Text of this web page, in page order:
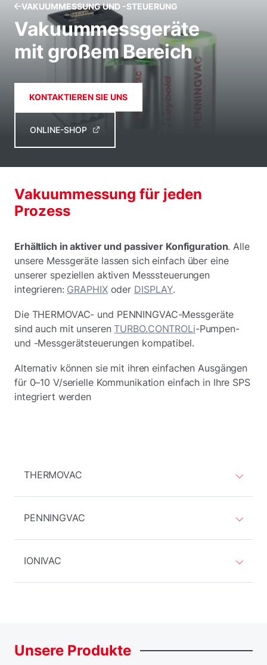
VAKUUMMESSUNG UND -STEUERUNG
Vakuummessgeräte
mit großem Bereich
KONTAKTIEREN SIE UNS
ONLINE-SHOP
Vakuummessung für jeden
Prozess
Erhältlich in aktiver und passiver Konfiguration. Alle
unsere Messgeräte lassen sich einfach über eine
unserer speziellen aktiven Messsteuerungen
integrieren: GRAPHIXoder DISPLAY.
Die THERMOVAC- und PENNINGVAC-Messgeräte
sind auch mit unseren TURBO.CONTROLi-Pumpen-
und -Messgerätsteuerungen kompatibel.
Alternativ können sie mit ihren einfachen Ausgängen
für 0–10 V/serielle Kommunikation einfach in Ihre SPS
integriert werden
THERMOVAC
PENNINGVAC
IONIVAC
Unsere Produkte